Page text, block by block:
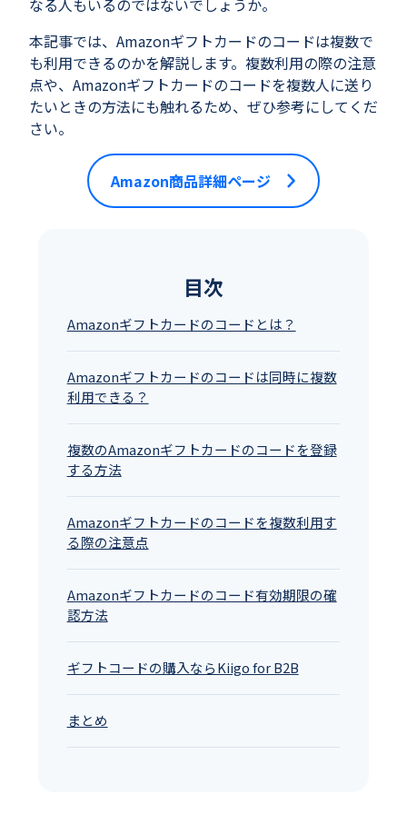
なる人もいるのではないでしょうか。
本記事では、 Amazonギフトカードのコードは複数で
も利用できるのかを解説します。複数利用の際の注意
点や、 Amazonギフトカードのコードを複数人に送り
たいときの方法にも触れるため、ぜひ参考にしてくだ
さい。
Amazon商品詳細ページ
目次
Amazonギフトカードのコードとは？
Amazonギフトカードのコードは同時に複数
利用できる？
複数のAmazonギフトカードのコードを登録
する方法
Amazonギフトカードのコードを複数利用す
る際の注意点
Amazonギフトカードのコード有効期限の確
認方法
ギフトコードの購入ならKiigo for B2B
まとめ